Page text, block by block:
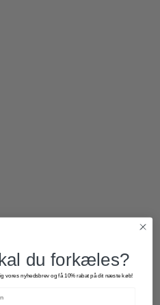
du forkæles?
vores nyhedsbrev og få 10% rabat på dit næste køb!